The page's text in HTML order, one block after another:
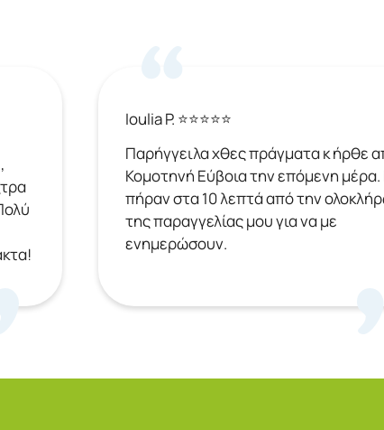
Ioulia P. ⭐⭐⭐⭐⭐
Παρήγγειλα χθες πράγματα κ ήρθε
Κομοτηνή Εύβοια την επόμενη
πήραν στα 10 λεπτά από την
της παραγγελίας μου για να με
ενημερώσουν.